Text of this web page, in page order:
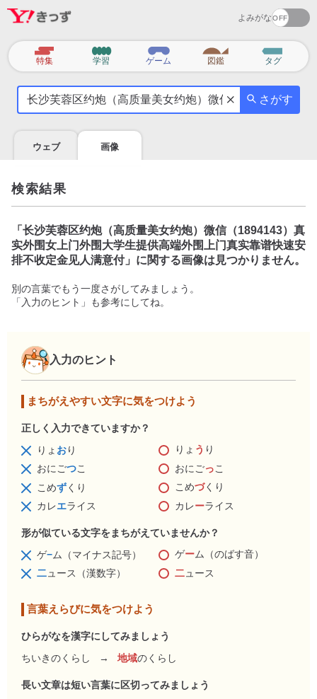
よみがな
カ
テ
特集 学習 ゲーム 図鑑 タグ
気
を
調
べ
よ
う
さがす
ウェブ 画像
検索結果
「 长沙芙蓉区约炮（高质量美女约炮）微信（1894143）真
实外围女上门外围大学生提供高端外围上门真实靠谱快速安
排不收定金见人满意付」に関する画像は見つかりません。
別の言葉でもう一度さがしてみましょう。
「入力のヒント」も参考にしてね。
入力のヒント
まちがえやすい文字に気をつけよう
正しく入力できていますか？
りょ おり りょ う り
おにごつこ おにごっこ
こめずくり こめづくり
カレエライス カレーライス
形が似ている文字をまちがえていませんか？
ゲ−ム（マイナス記号） ゲーム（のばす音）
二ュース（漢数字） 二ュース
言葉えらびに気をつけよう
ひらがなを漢字にしてみましょう
ちいきのくらし
→ 地域のくらし
長い文章は短い言葉に区切ってみましょう